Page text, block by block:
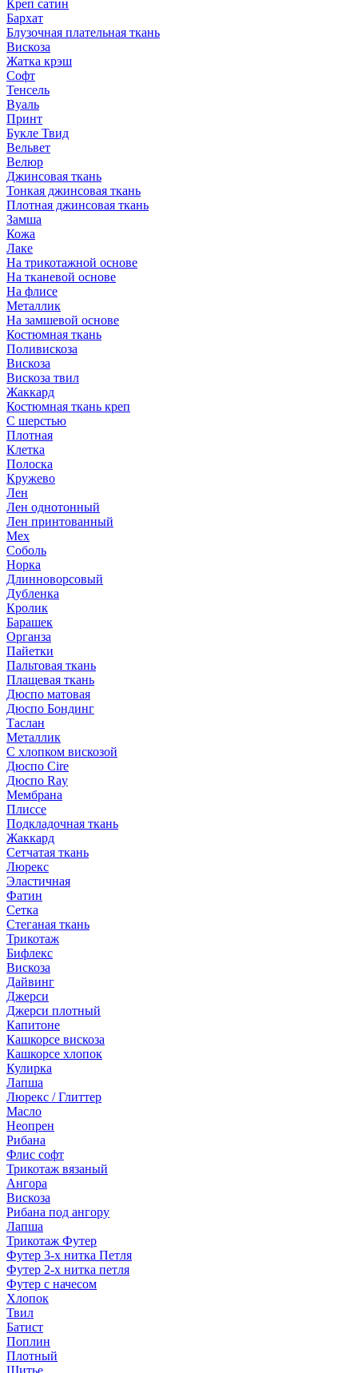
Креп сатин
Бархат
Блузочная плательная ткань
Вискоза
Жатка крэш
Софт
Тенсель
Вуаль
Принт
Букле Твид
Вельвет
Велюр
Джинсовая ткань
Тонкая джинсовая ткань
Плотная джинсовая ткань
Замша
Кожа
Лаке
На трикотажной основе
На тканевой основе
На флисе
Металлик
На замшевой основе
Костюмная ткань
Поливискоза
Вискоза
Вискоза твил
Жаккард
Костюмная ткань креп
С шерстью
Плотная
Клетка
Полоска
Кружево
Лен
Лен однотонный
Лен принтованный
Мех
Соболь
Норка
Длинноворсовый
Дубленка
Кролик
Барашек
Органза
Пайетки
Пальтовая ткань
Плащевая ткань
Дюспо матовая
Дюспо Бондинг
Таслан
Металлик
С хлопком вискозой
Дюспо Cire
Дюспо Ray
Мембрана
Плиссе
Подкладочная ткань
Жаккард
Сетчатая ткань
Люрекс
Эластичная
Фатин
Сетка
Стеганая ткань
Трикотаж
Бифлекс
Вискоза
Дайвинг
Джерси
Джерси плотный
Капитоне
Кашкорсе вискоза
Кашкорсе хлопок
Кулирка
Лапша
Люрекс / Глиттер
Масло
Неопрен
Рибана
Флис софт
Трикотаж вязаный
Ангора
Вискоза
Рибана под ангору
Лапша
Трикотаж Футер
Футер 3-х нитка Петля
Футер 2-х нитка петля
Футер с начесом
Хлопок
Твил
Батист
Поплин
Плотный
Шитье